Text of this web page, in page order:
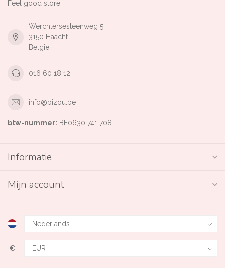
Feel good store
Werchtersesteenweg 5
3150 Haacht
België
016 60 18 12
info@bizou.be
btw-nummer: BE0630 741 708
Informatie
Mijn account
€